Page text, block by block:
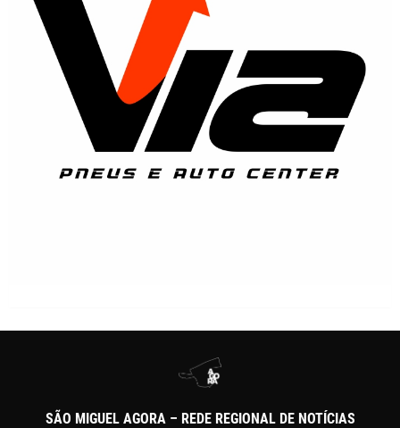
SÃO MIGUEL AGORA – REDE REGIONAL DE NOTÍCIAS